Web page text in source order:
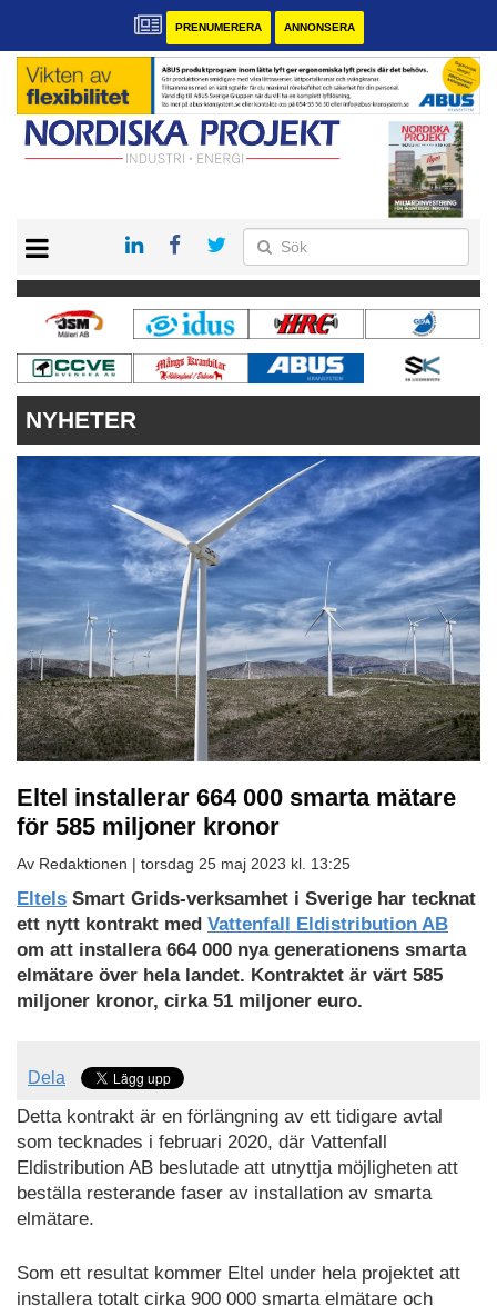
PRENUMERERA ANNONSERA
KONTAKT
VÅRA ANDRA MAGASIN
PRENUMERERA
ANNONSERA
NYHETER
Eltel installerar 664 000 smarta mätare
för 585 miljoner kronor
Av Redaktionen | torsdag 25 maj 2023 kl. 13:25
Eltels Smart Grids-verksamhet i Sverige har tecknat
ett nytt kontrakt med Vattenfall Eldistribution AB
om att installera 664 000 nya generationens smarta
elmätare över hela landet. Kontraktet är värt 585
miljoner kronor, cirka 51 miljoner euro.
Dela
Detta kontrakt är en förlängning av ett tidigare avtal
som tecknades i februari 2020, där Vattenfall
Eldistribution AB beslutade att utnyttja möjligheten att
beställa resterande faser av installation av smarta
elmätare.
Som ett resultat kommer Eltel under hela projektet att
installera totalt cirka 900 000 smarta elmätare och